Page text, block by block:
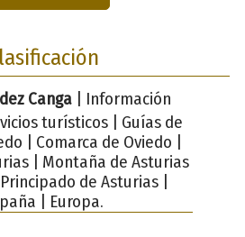
Canga | Información
turísticos | Guías de
| Comarca de Oviedo |
| Montaña de Asturias
de Asturias |
| Europa.